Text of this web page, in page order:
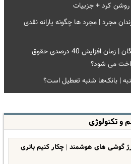
مجرد | مجرد ها چگونه یارانه نقدی
خبرخوش دولت برای بازنشستگان | زمان افزایش 40 درصدی حقوق
می شود؟
| بانک‌ها شنبه تعطیل است؟
و تکنولوژی
گوشی های هوشمند | چکار کنیم باتری